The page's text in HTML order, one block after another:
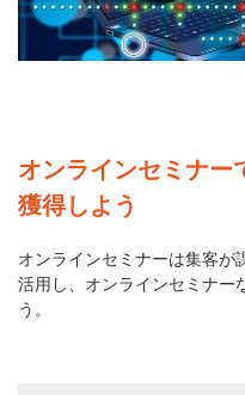
オンラインセミナー
獲得しよう
オンラインセミナーは集客が
活用し、オンラインセミナー
う。